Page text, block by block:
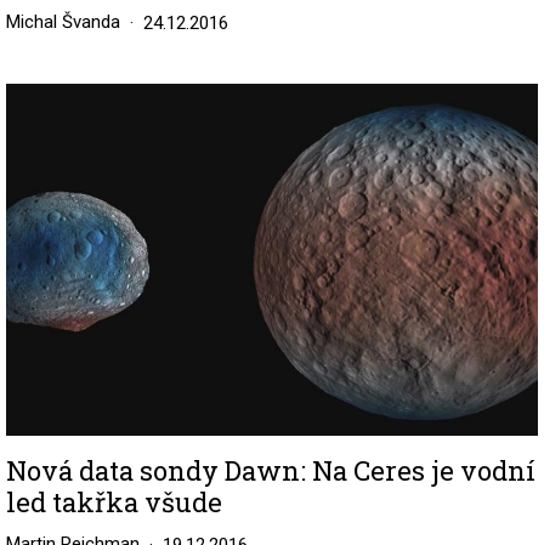
Michal Švanda 24.12.2016
Nová data sondy Dawn: Na Ceres je vodní
led takřka všude